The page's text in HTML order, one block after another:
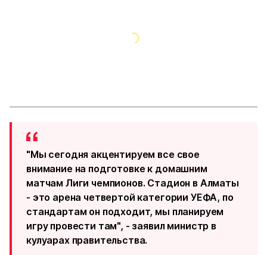
"Мы сегодня акцентируем все свое
внимание на подготовке к домашним
матчам Лиги чемпионов. Стадион в Алматы
- это арена четвертой категории УЕФА, по
стандартам он подходит, мы планируем
игру провести там", - заявил министр в
кулуарах правительства.